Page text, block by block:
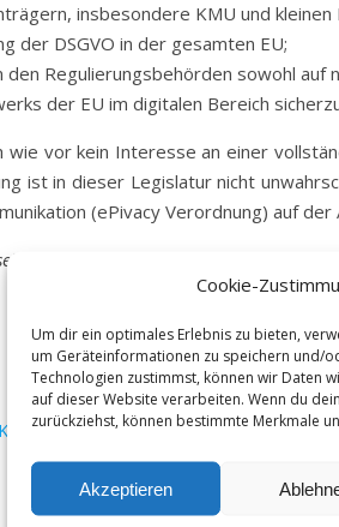
Cookie-
Um dir ein optimales Erlebnis zu bieten,
um Geräteinformationen zu speichern und/
Technologien zustimmst, können wir Daten
auf dieser Website verarbeiten. Wenn du
zurückziehst, können bestimmte Merkmale
Akzeptieren
insbesondere KMU und
der DSGVO in der gesamten EU;
Regulierungsbehörden sowohl auf
der EU im digitalen Bereich
vor kein Interesse an einer
ist in dieser Legislatur nicht
(ePivacy Verordnung) auf der
8. August 2024
In "gemeinnützige"